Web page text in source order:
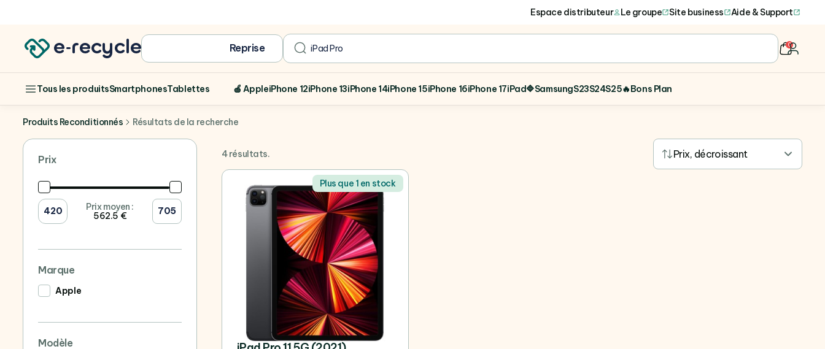
Espace distributeur Le groupe Site business Aide & Support
Reprise
search
0
user
Tous les produitsSmartphonesTablettes 🍎 AppleiPhone 12iPhone 13iPhone 14iPhone 15iPhone 16iPhone 17iPad🔷SamsungS23S24S25🔥Bons Plan
Produits Reconditionnés Résultats de la recherche
Prix
Prix moyen :
562.5 €
Marque
Apple
Modèle
4 résultats. Prix, décroissant
Plus que 1 en stock